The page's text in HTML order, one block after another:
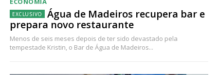
Água de Madeiros recupera bar e
prepara novo restaurante
Menos de seis meses depois de ter sido devastado pela
tempestade Kristin, o Bar de Água de Madeiros...